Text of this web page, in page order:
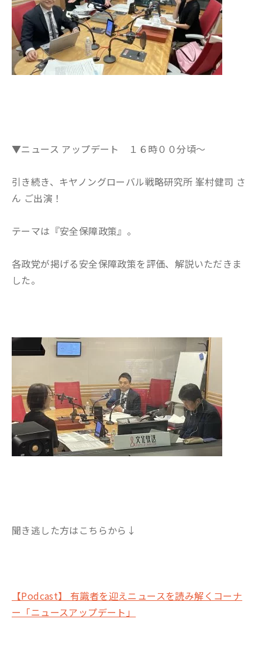
▼ニュース アップデート １６時００分頃～
引き続き、キヤノングローバル戦略研究所 峯村健司 さ
ん ご出演！
テーマは『安全保障政策』。
各政党が掲げる安全保障政策を評価、解説いただきま
した。
聞き逃した方はこちらから↓
【Podcast】 有識者を迎えニュースを読み解くコーナ
ー「ニュースアップデート」